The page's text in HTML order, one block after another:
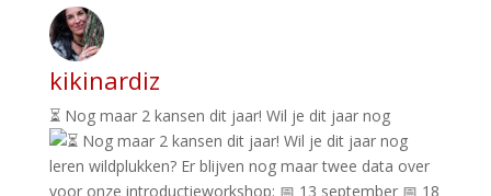
kikinardiz
⏳ Nog maar 2 kansen dit jaar! Wil je dit jaar nog